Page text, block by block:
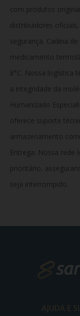
com produtos
distribuidores
segurança. Cadeia
medicamento
8°C. Nossa logística
a integridade da
Humanizado
oferece suporte
armazenamento
Entrega: Nossa rede
prioritário,
seja interrompido.
AJUDA E